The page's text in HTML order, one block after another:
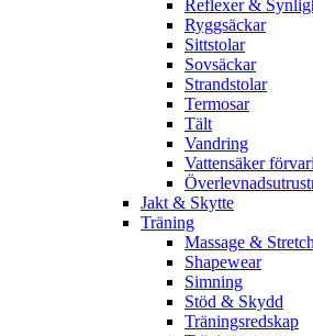
Reflexer &
Ryggsäckar
Sittstolar
Sovsäckar
Strandstolar
Termosar
Tält
Vandring
Vattensäker
Jakt & Skytte
Träning
Massage &
Shapewear
Simning
Stöd & Skydd
Träningsredskap